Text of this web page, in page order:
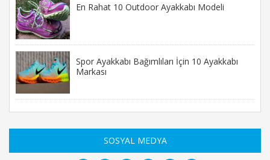
En Rahat 10 Outdoor Ayakkabı Modeli
Spor Ayakkabı Bağımlıları İçin 10 Ayakkabı
Markası
SOSYAL MEDYA